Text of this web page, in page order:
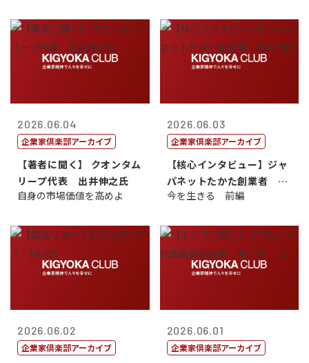
2026.06.04
企業家倶楽部アーカイブ
【著者に聞く】 クオンタム
リープ代表 出井伸之氏
自身の市場価値を高めよ
2026.06.03
企業家倶楽部アーカイブ
【核心インタビュー】ジャ
パネットたかた創業者 髙
田 明氏
今を生きる 前編
2026.06.02
企業家倶楽部アーカイブ
2026.06.01
企業家倶楽部アーカイブ